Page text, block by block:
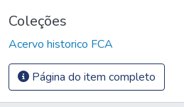
Coleções
Acervo historico FCA
Página do item completo